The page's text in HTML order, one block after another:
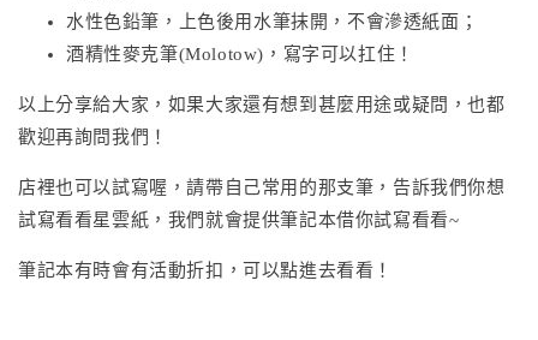
水性色鉛筆，上色後用水筆抹開，不會滲透紙面；
酒精性麥克筆(Molotow)，寫字可以扛住！
以上分享給大家，如果大家還有想到甚麼用途或疑問，也都
歡迎再詢問我們！
店裡也可以試寫喔，請帶自己常用的那支筆，告訴我們你想
試寫看看星雲紙，我們就會提供筆記本借你試寫看看~
筆記本有時會有活動折扣，可以點進去看看！